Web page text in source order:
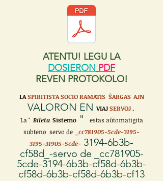
ATENTU! LEGU LA
DOSIERON PDF
REVEN PROTOKOLO!
LA SPIRITISTA SOCIO RAMATIS ŜARGAS AJN
VALORON EN VIAJSERVOJ.
La " Bileta Sistemo"
estas aŭtomatigita
subteno servo de
_cc781905-5cde-3195-
3195-31905-5cde- 3194-6b3b-
cf58d_-servo de _cc781905-
5cde-3194-6b3b-cf58d-6b3b-
cf58d-6b3b-cf58d-6b3b-cf13